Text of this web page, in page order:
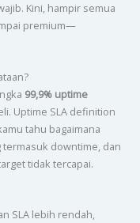
Kini, hampir semua
premium—
99,9% uptime
Uptime SLA definition
tahu bagaimana
termasuk downtime, dan
tidak tercapai.
SLA lebih rendah,